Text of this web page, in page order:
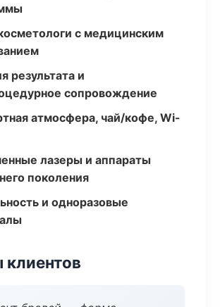
с медицинским
результата и
сопровождение
атмосфера, чай/кофе, Wi-
лазеры и аппараты
поколения
и одноразовые